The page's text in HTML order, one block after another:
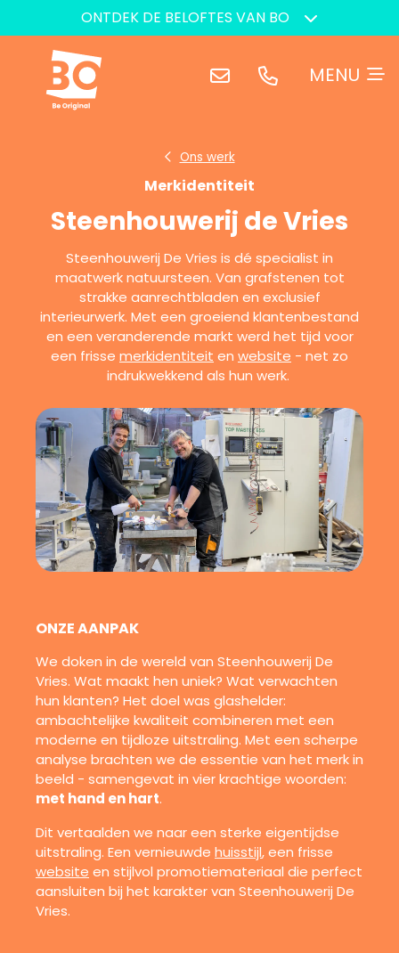
ONTDEK DE BELOFTES VAN BO
Ons werk
Merkidentiteit
Steenhouwerij de Vries
Steenhouwerij De Vries is dé specialist in
maatwerk natuursteen. Van grafstenen tot
strakke aanrechtbladen en exclusief
interieurwerk. Met een groeiend klantenbestand
en een veranderende markt werd het tijd voor
een frisse merkidentiteit en website - net zo
indrukwekkend als hun werk.
ONZE AANPAK
We doken in de wereld van Steenhouwerij De
Vries. Wat maakt hen uniek? Wat verwachten
hun klanten? Het doel was glashelder:
ambachtelijke kwaliteit combineren met een
moderne en tijdloze uitstraling. Met een scherpe
analyse brachten we de essentie van het merk in
beeld - samengevat in vier krachtige woorden:
met hand en hart.
Dit vertaalden we naar een sterke eigentijdse
uitstraling. Een vernieuwde huisstijl, een frisse
website en stijlvol promotiemateriaal die perfect
aansluiten bij het karakter van Steenhouwerij De
Vries.